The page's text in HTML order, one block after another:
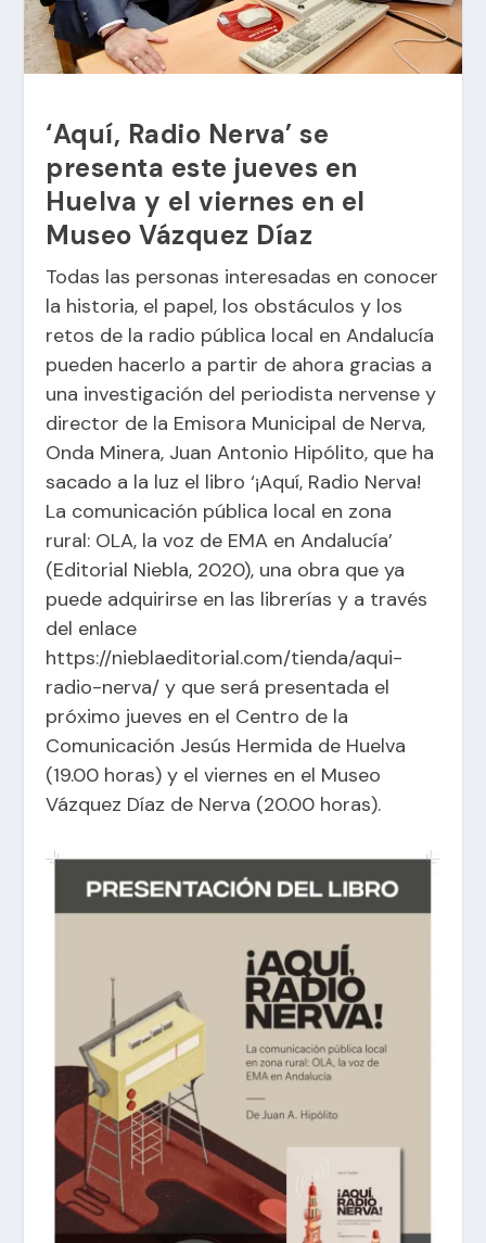
‘Aquí, Radio Nerva’ se
presenta este jueves en
Huelva y el viernes en el
Museo Vázquez Díaz
Todas las personas interesadas en conocer
la historia, el papel, los obstáculos y los
retos de la radio pública local en Andalucía
pueden hacerlo a partir de ahora gracias a
una investigación del periodista nervense y
director de la Emisora Municipal de Nerva,
Onda Minera, Juan Antonio Hipólito, que ha
sacado a la luz el libro ‘¡Aquí, Radio Nerva!
La comunicación pública local en zona
rural: OLA, la voz de EMA en Andalucía’
(Editorial Niebla, 2020), una obra que ya
puede adquirirse en las librerías y a través
del enlace
https://nieblaeditorial.com/tienda/aqui-
radio-nerva/ y que será presentada el
próximo jueves en el Centro de la
Comunicación Jesús Hermida de Huelva
(19.00 horas) y el viernes en el Museo
Vázquez Díaz de Nerva (20.00 horas).